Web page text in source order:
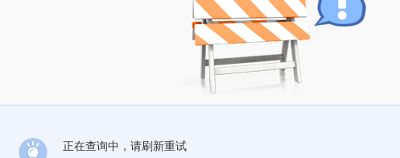
正在查询中，请刷新重试